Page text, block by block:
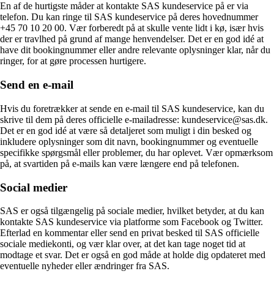
En af de hurtigste måder at kontakte SAS kundeservice på er via
telefon. Du kan ringe til SAS kundeservice på deres hovednummer
+45 70 10 20 00. Vær forberedt på at skulle vente lidt i kø, især hvis
der er travlhed på grund af mange henvendelser. Det er en god idé at
have dit bookingnummer eller andre relevante oplysninger klar, når du
ringer, for at gøre processen hurtigere.
Send en e-mail
Hvis du foretrækker at sende en e-mail til SAS kundeservice, kan du
skrive til dem på deres officielle e-mailadresse: kundeservice@sas.dk.
Det er en god idé at være så detaljeret som muligt i din besked og
inkludere oplysninger som dit navn, bookingnummer og eventuelle
specifikke spørgsmål eller problemer, du har oplevet. Vær opmærksom
på, at svartiden på e-mails kan være længere end på telefonen.
Social medier
SAS er også tilgængelig på sociale medier, hvilket betyder, at du kan
kontakte SAS kundeservice via platforme som Facebook og Twitter.
Efterlad en kommentar eller send en privat besked til SAS officielle
sociale mediekonti, og vær klar over, at det kan tage noget tid at
modtage et svar. Det er også en god måde at holde dig opdateret med
eventuelle nyheder eller ændringer fra SAS.